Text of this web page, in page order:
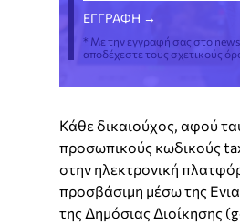
* Με την εγγραφή σας στο
αποδέχεστε τους σχετικούς
Κάθε δικαιούχος, αφού
προσωπικούς κωδικούς
στην ηλεκτρονική
προσβάσιμη μέσω της
της Δημόσιας Διοίκησης